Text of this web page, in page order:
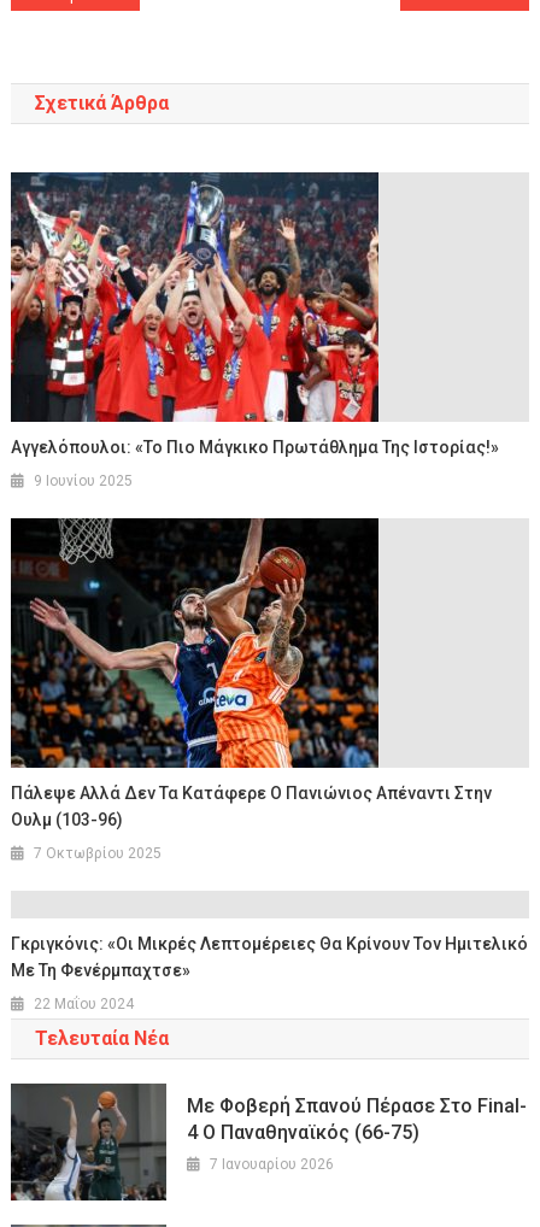
Σχετικά Άρθρα
Αγγελόπουλοι: «Το Πιο Μάγκικο Πρωτάθλημα Της Ιστορίας!»
9 Ιουνίου 2025
Πάλεψε Αλλά Δεν Τα Κατάφερε Ο Πανιώνιος Απέναντι Στην
Ουλμ (103-96)
7 Οκτωβρίου 2025
Γκριγκόνις: «Οι Μικρές Λεπτομέρειες Θα Κρίνουν Τον Ημιτελικό
Με Τη Φενέρμπαχτσε»
22 Μαΐου 2024
Τελευταία Νέα
Με Φοβερή Σπανού Πέρασε Στο Final-
4 Ο Παναθηναϊκός (66-75)
7 Ιανουαρίου 2026